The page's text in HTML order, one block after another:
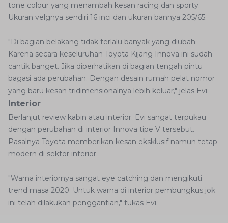
tone colour yang menambah kesan racing dan sporty.
Ukuran velgnya sendiri 16 inci dan ukuran bannya 205/65.
"Di bagian belakang tidak terlalu banyak yang diubah.
Karena secara keseluruhan Toyota Kijang Innova ini sudah
cantik banget. Jika diperhatikan di bagian tengah pintu
bagasi ada perubahan. Dengan desain rumah pelat nomor
yang baru kesan tridimensionalnya lebih keluar," jelas Evi.
Interior
Berlanjut review kabin atau interior. Evi sangat terpukau
dengan perubahan di interior Innova tipe V tersebut.
Pasalnya Toyota memberikan kesan eksklusif namun tetap
modern di sektor interior.
"Warna interiornya sangat eye catching dan mengikuti
trend masa 2020. Untuk warna di interior pembungkus jok
ini telah dilakukan penggantian," tukas Evi.